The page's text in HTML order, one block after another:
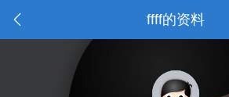
ffff的资料